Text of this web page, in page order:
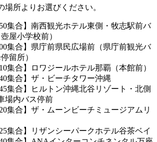
場所よりお選びください。
集合】南西観光ホテル東側・牧志駅前バ
屋小学校前）
集合】県庁前県民広場前（県庁前観光バ
留所）
集合】ロワジールホテル那覇（本館前）
集合】ザ・ビーチタワー沖縄
集合】ヒルトン沖縄北谷リゾート・北側
場内バス停前
集合】ザ・ムーンビーチミュージアムリ
集合】リザンシーパークホテル谷茶ベイ